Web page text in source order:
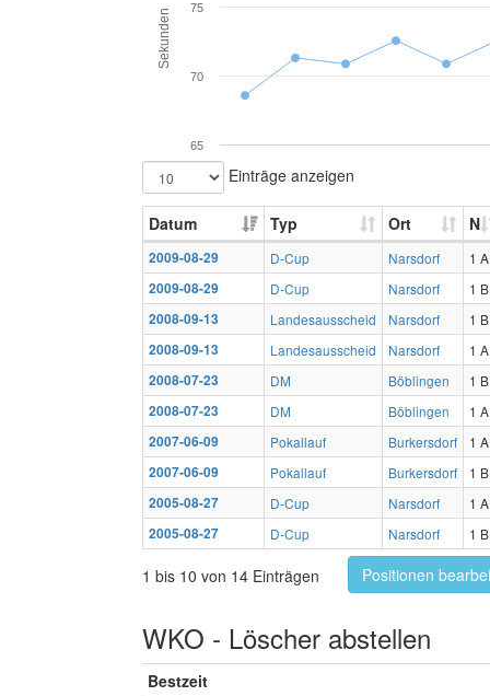
Sekunden
65
70
75
Einträge anzeigen
Datum Typ Ort N
2009-08-29 D-Cup Narsdorf
1 A
2009-08-29
D-Cup Narsdorf
1 B
2008-09-13
Landesausscheid Narsdorf
1 B
2008-09-13
Landesausscheid Narsdorf
1 A
2008-07-23
DM Böblingen
1 B
2008-07-23
DM Böblingen
1 A
2007-06-09
Pokallauf Burkersdorf
1 A
2007-06-09
Pokallauf Burkersdorf
1 B
2005-08-27
D-Cup Narsdorf
1 A
2005-08-27
D-Cup Narsdorf 1 B
1 bis 10 von 14 Einträgen Positionen
WKO - Löscher abstellen
Bestzeit